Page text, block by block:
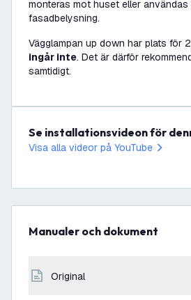
monteras mot huset eller användas
fasadbelysning.
Vägglampan up down har plats för
ingår inte. Det är därför
samtidigt.
Se installationsvideon för
Visa alla videor på YouTube
Manualer och dokument
original